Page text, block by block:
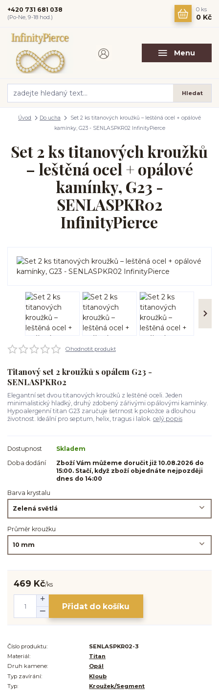
Menu
Hledat
+420 731 681 038
(Po-Ne, 9-18 hod.)
0 ks
0 Kč
Úvod Do ucha
Set 2 ks titanových kroužků – leštěná ocel + opálové
kamínky, G23 - SENLASPKR02 InfinityPierce
Set 2 ks titanových kroužků
– leštěná ocel + opálové
kamínky, G23 -
SENLASPKR02
InfinityPierce
Ohodnotit produkt
Titanový set 2 kroužků s opálem G23 -
SENLASPKR02
Elegantní set dvou titanových kroužků z leštěné oceli. Jeden
minimalistický hladký, druhý zdobený zářivými opálovými kamínky.
Hypoalergenní titan G23 zaručuje šetrnost k pokožce a dlouhou
životnost. Ideální pro septum, helix, tragus i lalok. celý popis
Dostupnost
Skladem
Doba dodání
Zboží Vám můžeme doručit již 10.08.2026 do
15:00. Stačí, když zboží objednáte nejpozději
dnes do 14:00
Barva krystalu
Průměr kroužku
469 Kč/ks
Přidat do košíku
Číslo produktu:
SENLASPKR02-3
Materiál:
Titan
Druh kamene:
Opál
Typ zavírání:
Kloub
Typ:
Kroužek/Segment